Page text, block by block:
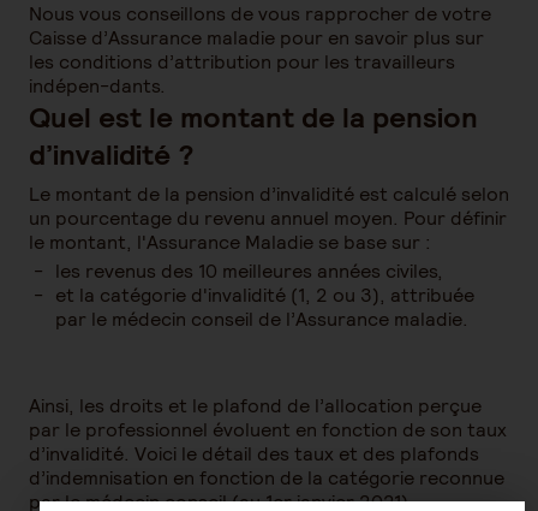
Nous vous conseillons de vous rapprocher de votre
Caisse d’Assurance maladie pour en savoir plus sur
les conditions d’attribution pour les travailleurs
indépen-dants.
Quel est le montant de la pension
d’invalidité ?
Le montant de la pension d’invalidité est calculé selon
un pourcentage du revenu annuel moyen. Pour définir
le montant, l'Assurance Maladie se base sur :
les revenus des 10 meilleures années civiles,
et la catégorie d'invalidité (1, 2 ou 3), attribuée
par le médecin conseil de l’Assurance maladie.
Ainsi, les droits et le plafond de l’allocation perçue
par le professionnel évoluent en fonction de son taux
d’invalidité. Voici le détail des taux et des plafonds
d’indemnisation en fonction de la catégorie reconnue
par le médecin conseil (au 1er janvier 2021).